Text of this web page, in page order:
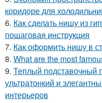
коридоре для
6. Как сделать нишу из
пошаговая инструкция
7. Как оформить нишу в
8. What are the most
9. Теплый подставочный
ультратонкий и
интерьеров